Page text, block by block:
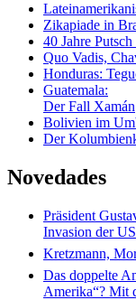
Zikapiade in
40 Jahre
Quo Vadis,
Honduras:
Guatemala:
Der Fall Xamán
Bolivien im
Der
Novedades
Präsident
Invasion der
Kretzmann,
Das doppelte
Amerika“? Mit